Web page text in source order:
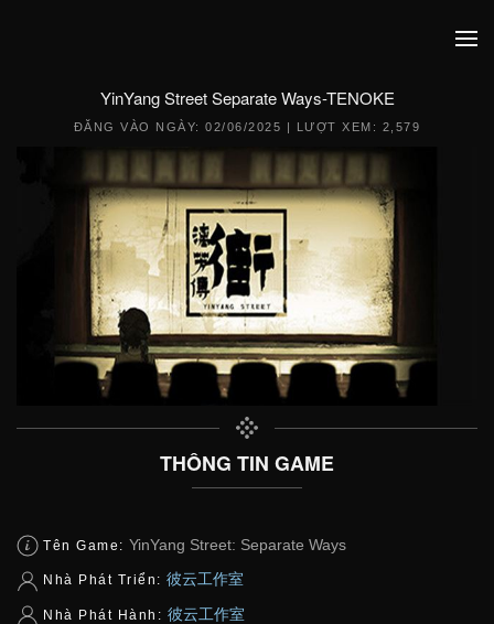
YinYang Street Separate Ways-TENOKE
ĐĂNG VÀO NGÀY:02/06/2025 | LƯỢT XEM: 2,579
THÔNG TIN GAME
Tên Game: YinYang Street: Separate Ways
Nhà Phát Triển: 彼云工作室
Nhà Phát Hành: 彼云工作室